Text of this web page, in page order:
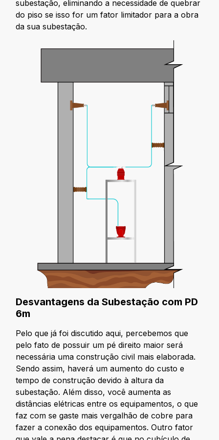
subestação, eliminando a necessidade de quebrar
do piso se isso for um fator limitador para a obra
da sua subestação.
Desvantagens da Subestação com PD
6m
Pelo que já foi discutido aqui, percebemos que
pelo fato de possuir um pé direito maior será
necessária uma construção civil mais elaborada.
Sendo assim, haverá um aumento do custo e
tempo de construção devido à altura da
subestação. Além disso, você aumenta as
distâncias elétricas entre os equipamentos, o que
faz com se gaste mais vergalhão de cobre para
fazer a conexão dos equipamentos. Outro fator